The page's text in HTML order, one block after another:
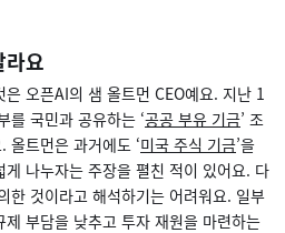
라요
오픈AI의 샘 올트먼 CEO예요. 지난 1
를 국민과 공유하는 ‘공공 부유 기금’ 조
올트먼은 과거에도 ‘미국 주식 기금’을
나누자는 주장을 펼친 적이 있어요. 다
한 것이라고 해석하기는 어려워요. 일부
부담을 낮추고 투자 재원을 마련하는